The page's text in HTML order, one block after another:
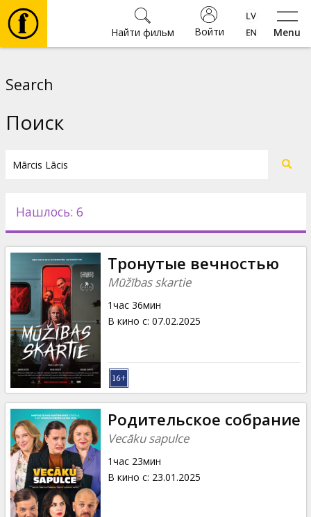
Menu
Войти
Найти фильм
Новости
Подарки
Кинозакуски
B2B
Клуб
Search
Поиск
Нашлось: 6
Тронутые вечностью
Mūžības skartie
1час 36мин
В кино с: 07.02.2025
Родительское собрание
Vecāku sapulce
1час 23мин
В кино с: 23.01.2025